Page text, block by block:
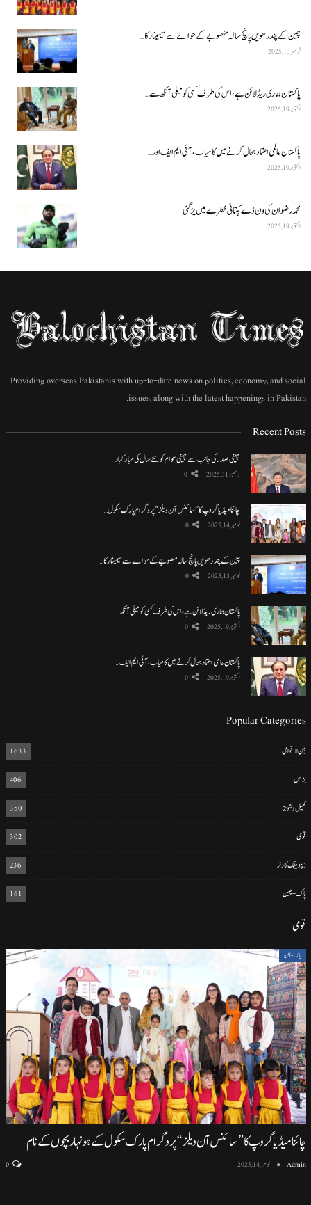
چین کے پندرھویں پانچ سالہ منصوبے کے حوالے سے سیمینار کا…
نومبر 13, 2025
پاکستان ہماری ریڈ لائن ہے، اس کی طرف کسی کو میلی آنکھ سے…
اکتوبر 19, 2025
پاکستان عالمی اعتماد بحال کرنے میں کامیاب، آئی ایم ایف اور…
اکتوبر 19, 2025
محمد رضوان کی ون ڈے کپتانی خطرے میں پڑ گئی
اکتوبر 19, 2025
Providing overseas Pakistanis with up-to-date news on politics, economy, and social
issues, along with the latest happenings in Pakistan.
Recent Posts
چینی صدر کی جانب سے چینی عوام کو نئے سال کی مبارکباد
دسمبر 31, 2025 0
چائنا میڈیا گروپ کا ”سائنس آن ویلز“ پروگرام پارک سکول…
نومبر 14, 2025 0
چین کے پندرھویں پانچ سالہ منصوبے کے حوالے سے سیمینار کا…
نومبر 13, 2025 0
پاکستان ہماری ریڈ لائن ہے، اس کی طرف کسی کو میلی آنکھ…
اکتوبر 19, 2025 0
پاکستان عالمی اعتماد بحال کرنے میں کامیاب، آئی ایم ایف…
اکتوبر 19, 2025 0
Popular Categories
بین الاقوامی 1633
بزنس 406
کھیل و شوبز 350
قومی 302
ڈپلومیٹک کارنر 236
پاک-چین 161
قومی
پاک-چین
چائنا میڈیا گروپ کا ”سائنس آن ویلز“ پروگرام پارک سکول کے ہونہار بچوں کے نام
Admin نومبر 14, 2025 0